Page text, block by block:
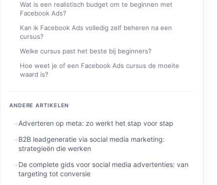
Wat is een realistisch budget om te beginnen met
Facebook Ads?
Kan ik Facebook Ads volledig zelf beheren na een
cursus?
Welke cursus past het beste bij beginners?
Hoe weet je of een Facebook Ads cursus de moeite
waard is?
ANDERE ARTIKELEN
Adverteren op meta: zo werkt het stap voor stap
B2B leadgeneratie via social media marketing:
strategieën die werken
De complete gids voor social media advertenties: van
targeting tot conversie